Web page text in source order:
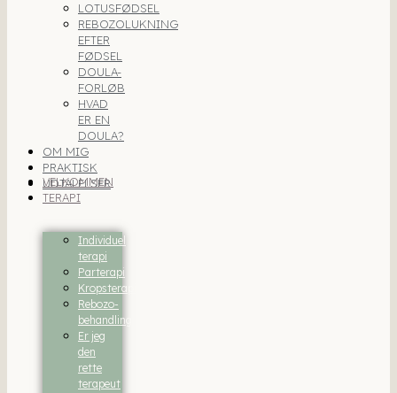
LOTUSFØDSEL
REBOZOLUKNING
EFTER
FØDSEL
DOULA-
FORLØB
HVAD
ER EN
DOULA?
OM MIG
PRAKTISK
UDTALELSER
VELKOMMEN
TERAPI
Individuel
terapi
Parterapi
Kropsterapi
Rebozo-
behandling
Er jeg
den
rette
terapeut